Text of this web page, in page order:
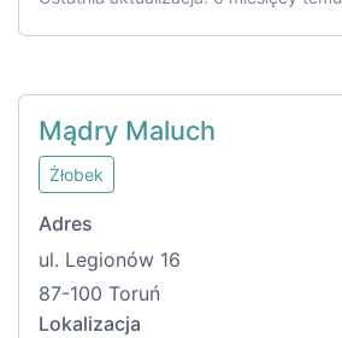
Mądry Maluch
Żłobek
Adres
ul. Legionów 16
87-100 Toruń
Lokalizacja